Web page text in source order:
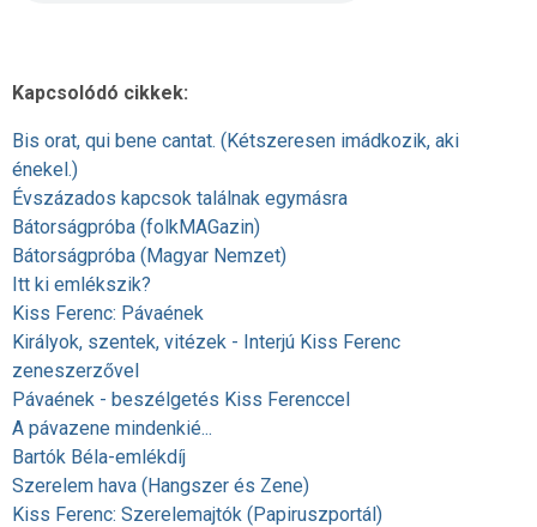
Kapcsolódó cikkek:
Bis orat, qui bene cantat. (Kétszeresen imádkozik, aki
énekel.)
Évszázados kapcsok találnak egymásra
Bátorságpróba (folkMAGazin)
Bátorságpróba (Magyar Nemzet)
Itt ki emlékszik?
Kiss Ferenc: Pávaének
Királyok, szentek, vitézek - Interjú Kiss Ferenc
zeneszerzővel
Pávaének - beszélgetés Kiss Ferenccel
A pávazene mindenkié...
Bartók Béla-emlékdíj
Szerelem hava (Hangszer és Zene)
Kiss Ferenc: Szerelemajtók (Papiruszportál)